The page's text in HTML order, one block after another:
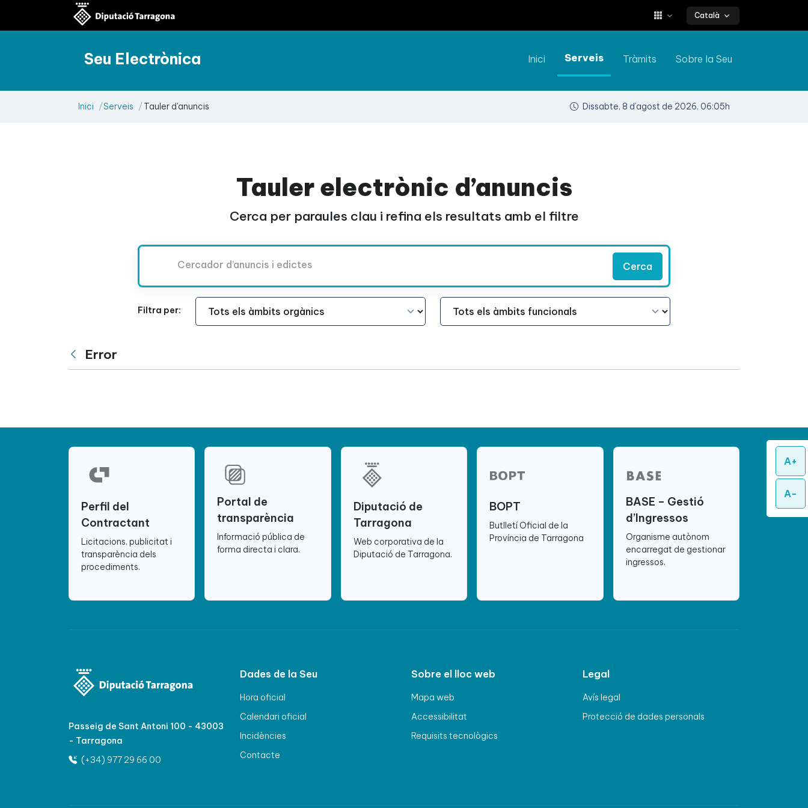
A+
A-
Català
Seu Electrònica Inici Serveis Tràmits Sobre la Seu
Inici Serveis Tauler d'anuncis Dissabte, 8 d’agost de 2026, 06:05h
Tauler electrònic d’anuncis
Cerca per paraules clau i refina els resultats amb el filtre
Cerca
Filtra per:
Àmbit Funcional Àmbit Funcional
Vés enrere
Error
Perfil del
Contractant
Licitacions, publicitat i
transparència dels
procediments.
Portal de
transparència
Informació pública de
forma directa i clara.
Diputació de
Tarragona
Web corporativa de la
Diputació de Tarragona.
BOPT
Butlletí Oficial de la
Província de Tarragona
BASE – Gestió
d’Ingressos
Organisme autònom
encarregat de gestionar
ingressos.
Passeig de Sant Antoni 100 - 43003
- Tarragona
(+34) 977 29 66 00
Dades de la Seu
Hora oficial
Calendari oficial
Incidències
Contacte
Sobre el lloc web
Mapa web
Accessibilitat
Requisits tecnològics
Legal
Avís legal
Protecció de dades personals